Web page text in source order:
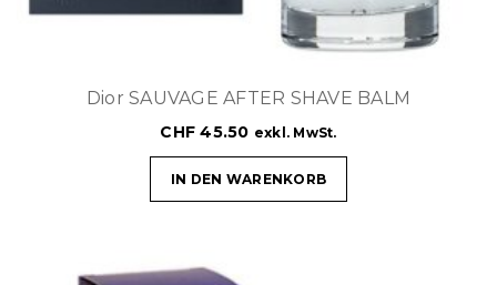
Dior SAUVAGE AFTER SHAVE BALM
CHF 45.50 exkl. MwSt.
IN DEN WARENKORB